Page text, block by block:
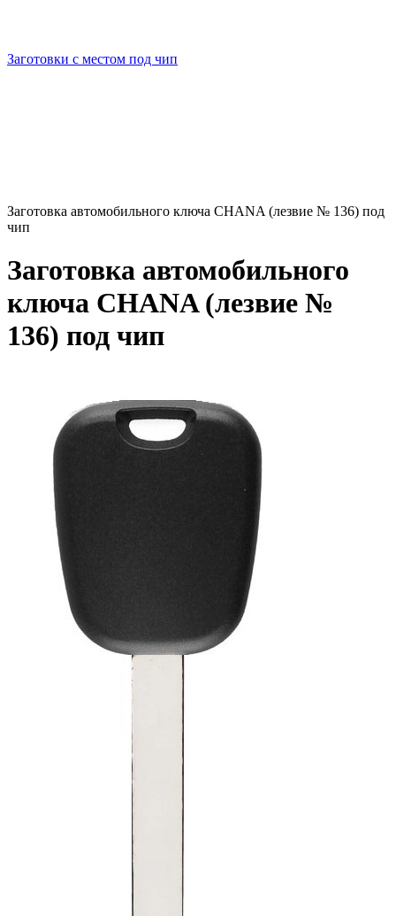
Заготовки с местом под чип
Заготовка автомобильного ключа CHANA (лезвие № 136) под
чип
Заготовка автомобильного
ключа CHANA (лезвие №
136) под чип